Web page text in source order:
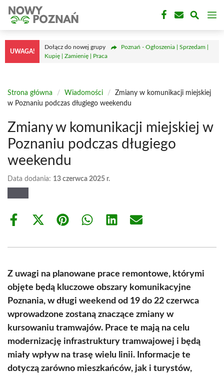
Przejdź
treści
UWAGA!
Dołącz do nowej grupy
Poznań - Ogłoszenia | Sprzedam |
Kupię | Zamienię | Praca
Strona główna / Wiadomości /
Zmiany w komunikacji miejskiej
w Poznaniu podczas długiego weekendu
Zmiany w komunikacji miejskiej w
Poznaniu podczas długiego
weekendu
Data dodania: 13 czerwca 2025 r.
Share
Share
(Twitter)
Share Share Share Share
Z uwagi na planowane prace remontowe, którymi
objęte będą kluczowe obszary komunikacyjne
Poznania, w długi weekend od 19 do 22 czerwca
wprowadzone zostaną znaczące zmiany w
kursowaniu tramwajów. Prace te mają na celu
modernizację infrastruktury tramwajowej i będą
miały wpływ na trasę wielu linii. Informacje te
dotyczą zarówno mieszkańców, jak i turystów,